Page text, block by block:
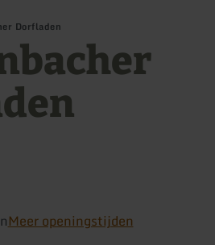
Dorfladen
Meer openingstijden